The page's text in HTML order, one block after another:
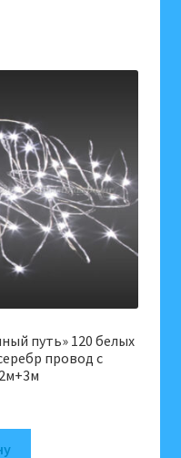
путь» 120 белых
провод c